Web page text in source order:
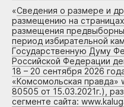
«Сведения о размере и
размещению на
размещения
период избирательной
Государственную Думу
Российской Федерации
18 – 20 сентября 2026
«Комсомольская
80505 от 15.03.2021г.),
сегменте сайта: